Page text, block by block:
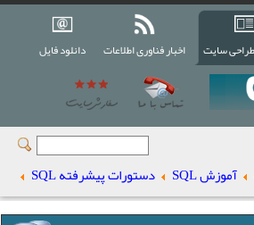
سایت اخبار فناوری اطلاعات دانلود فایل
آموزش SQL دستورات پیشرفته SQL